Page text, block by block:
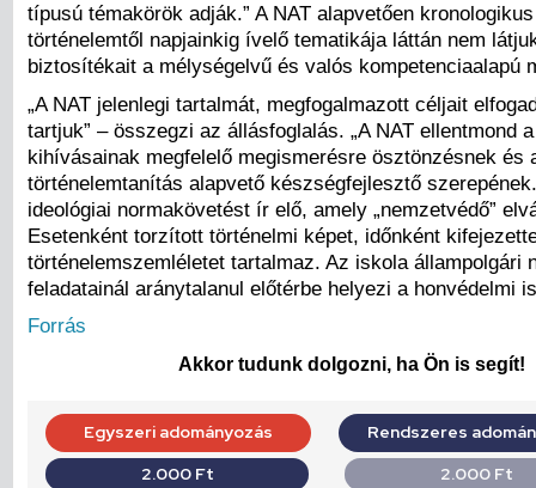
típusú témakörök adják.” A NAT alapvetően
történelemtől napjainkig ívelő tematikája láttán nem
biztosítékait a mélységelvű és valós kompetenciaalapú
„A NAT jelenlegi tartalmát, megfogalmazott céljait
tartjuk” – összegzi az állásfoglalás. „A NAT ellentmond
kihívásainak megfelelő megismerésre ösztönzésnek és
történelemtanítás alapvető készségfejlesztő
ideológiai normakövetést ír elő, amely „nemzetvédő”
Esetenként torzított történelmi képet, időnként
történelemszemléletet tartalmaz. Az iskola állampolgári
feladatainál aránytalanul előtérbe helyezi a honvédelmi
Forrás
Akkor tudunk dolgozni, ha Ön is segít!